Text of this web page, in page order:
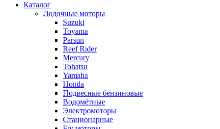
Каталог
Лодочные моторы
Suzuki
Toyama
Parsun
Reef Rider
Mercury
Tohatsu
Yamaha
Honda
Подвесные бензиновые
Водомётные
Электромоторы
Стационарные